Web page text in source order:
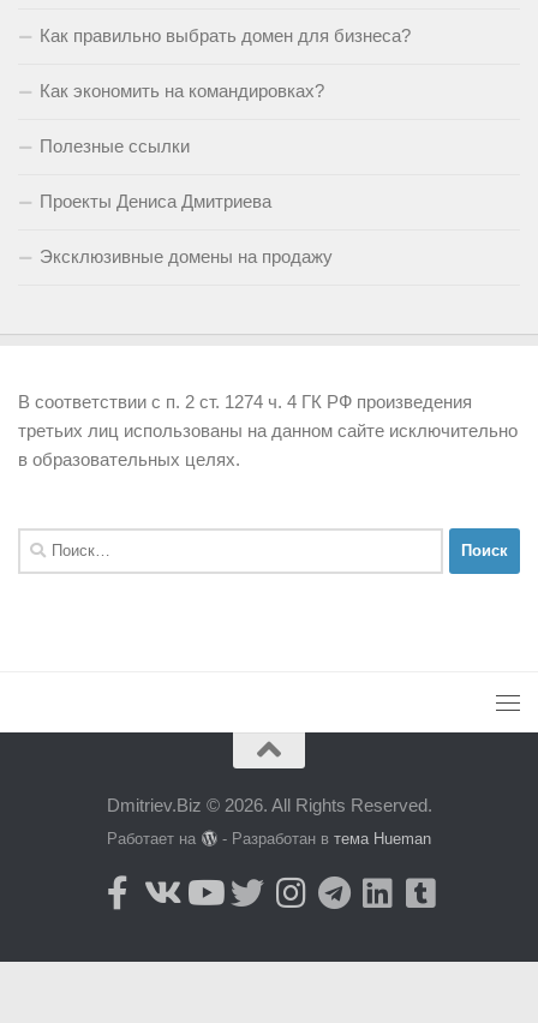
Как правильно выбрать домен для бизнеса?
Как экономить на командировках?
Полезные ссылки
Проекты Дениса Дмитриева
Эксклюзивные домены на продажу
В соответствии с п. 2 ст. 1274 ч. 4 ГК РФ произведения
третьих лиц использованы на данном сайте исключительно
в образовательных целях.
Найти:
Dmitriev.Biz © 2026. All Rights Reserved.
Работает на - Разработан в тема Hueman